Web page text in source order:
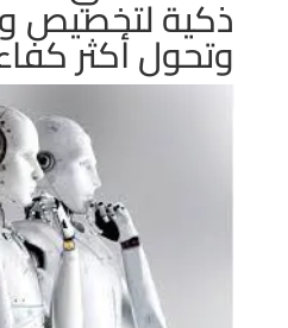
ذكية لتخصيص
وتحول أكثر